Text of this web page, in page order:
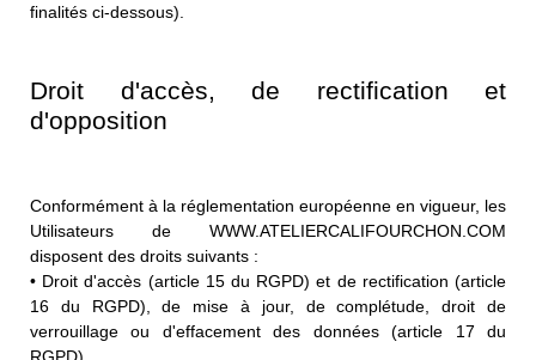
finalités ci-dessous).
Droit d'accès, de rectification et
d'opposition
Conformément à la réglementation européenne en vigueur, les
Utilisateurs de WWW.ATELIERCALIFOURCHON.COM
disposent des droits suivants :
• Droit d'accès (article 15 du RGPD) et de rectification (article
16 du RGPD), de mise à jour, de complétude, droit de
verrouillage ou d'effacement des données (article 17 du
RGPD).